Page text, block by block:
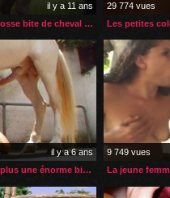
il y a 11 ans
Petite rousse et grosse bite de cheval dans le cul
29 774 vues
il y a 6 ans
Partouse à quatre plus une énorme bite de cheval pour ces dames
9 749 vues